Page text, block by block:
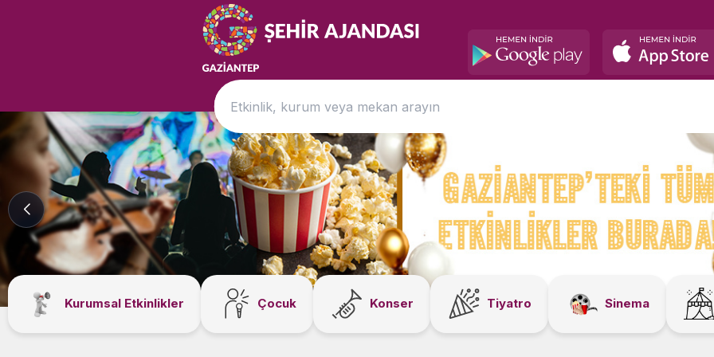
Kurumsal Etkinlikler Çocuk Konser Tiyatro Sinema